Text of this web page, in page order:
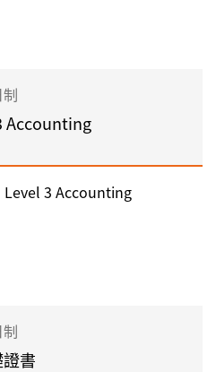
Accounting
Level 3 Accounting
書